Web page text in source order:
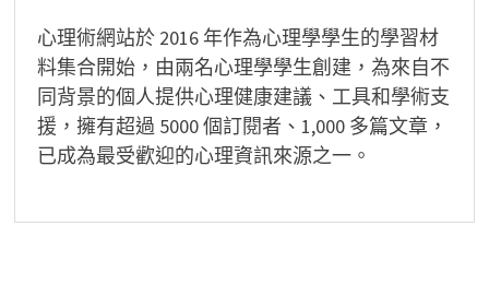
心理術網站於 2016 年作為心理學學生的學習材
料集合開始，由兩名心理學學生創建，為來自不
同背景的個人提供心理健康建議、工具和學術支
援，擁有超過 5000 個訂閱者、1,000 多篇文章，
已成為最受歡迎的心理資訊來源之一。